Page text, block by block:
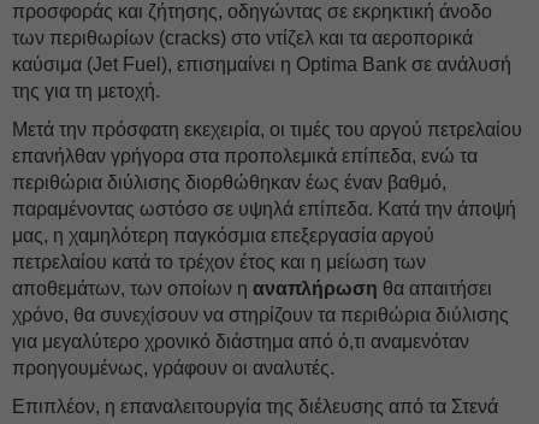
προσφοράς και ζήτησης, οδηγώντας σε εκρηκτική άνοδο
των περιθωρίων (cracks) στο ντίζελ και τα αεροπορικά
καύσιμα (Jet Fuel), επισημαίνει η Optima Bank σε ανάλυσή
της για τη μετοχή.
Μετά την πρόσφατη εκεχειρία, οι τιμές του αργού πετρελαίου
επανήλθαν γρήγορα στα προπολεμικά επίπεδα, ενώ τα
περιθώρια διύλισης διορθώθηκαν έως έναν βαθμό,
παραμένοντας ωστόσο σε υψηλά επίπεδα. Κατά την άποψή
μας, η χαμηλότερη παγκόσμια επεξεργασία αργού
πετρελαίου κατά το τρέχον έτος και η μείωση των
αποθεμάτων, των οποίων η αναπλήρωση θα απαιτήσει
χρόνο, θα συνεχίσουν να στηρίζουν τα περιθώρια διύλισης
για μεγαλύτερο χρονικό διάστημα από ό,τι αναμενόταν
προηγουμένως, γράφουν οι αναλυτές.
Επιπλέον, η επαναλειτουργία της διέλευσης από τα Στενά